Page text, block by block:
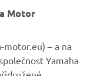
Motor
– a na
Yamaha